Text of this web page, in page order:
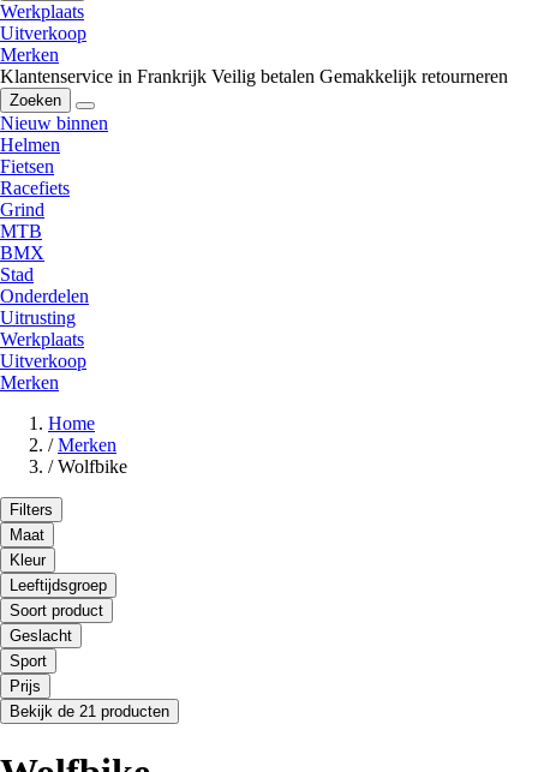
Werkplaats
Uitverkoop
Merken
Klantenservice in Frankrijk Veilig betalen Gemakkelijk retourneren
Zoeken
Nieuw binnen
Helmen
Fietsen
Racefiets
Grind
MTB
BMX
Stad
Onderdelen
Uitrusting
Werkplaats
Uitverkoop
Merken
Home
/ Merken
/ Wolfbike
Filters
Maat
Kleur
Leeftijdsgroep
Soort product
Geslacht
Sport
Prijs
Bekijk de 21 producten